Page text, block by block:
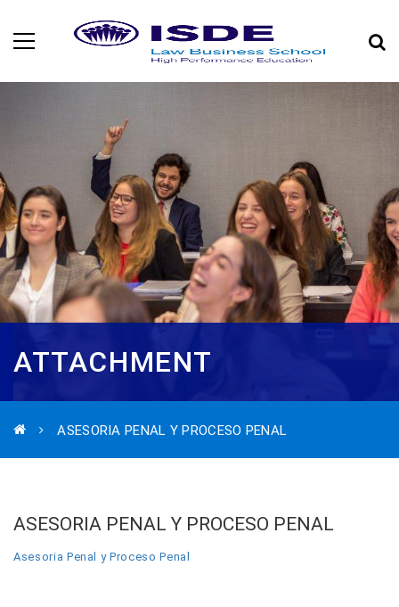
ATTACHMENT
ASESORIA PENAL Y PROCESO PENAL
ASESORIA PENAL Y PROCESO PENAL
Asesoria Penal y Proceso Penal